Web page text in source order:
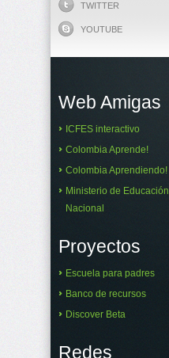
TWITTER
YOUTUBE
Web Amigas
ICFES interactivo
Colombia Aprende!
Colombia Aprendiendo!
Ministerio de Educación
Nacional
Proyectos
Escuela para padres
Banco de recursos
Discover Beta
Redes